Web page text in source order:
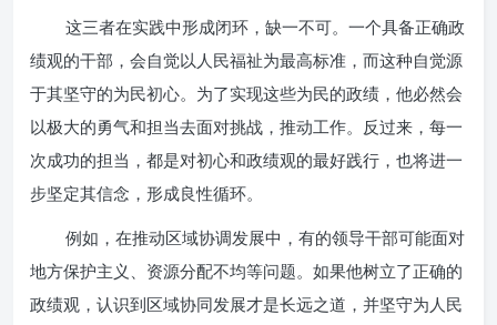
这三者在实践中形成闭环，缺一不可。一个具备正确政
绩观的干部，会自觉以人民福祉为最高标准，而这种自觉源
于其坚守的为民初心。为了实现这些为民的政绩，他必然会
以极大的勇气和担当去面对挑战，推动工作。反过来，每一
次成功的担当，都是对初心和政绩观的最好践行，也将进一
步坚定其信念，形成良性循环。
例如，在推动区域协调发展中，有的领导干部可能面对
地方保护主义、资源分配不均等问题。如果他树立了正确的
政绩观，认识到区域协同发展才是长远之道，并坚守为人民